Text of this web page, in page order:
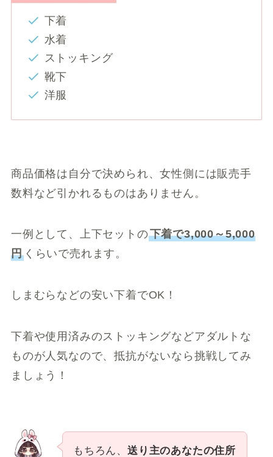
下着
水着
ストッキング
靴下
洋服
商品価格は自分で決められ、女性側には販売手
数料など引かれるものはありません。
一例として、上下セットの下着で3,000～5,000
円くらいで売れます。
しまむらなどの安い下着でOK！
下着や使用済みのストッキングなどアダルトな
ものが人気なので、抵抗がないなら挑戦してみ
ましょう！
もちろん、 送り主のあなたの住所